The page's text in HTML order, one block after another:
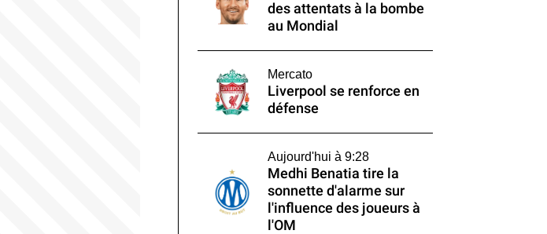
des attentats à la bombe
au Mondial
Mercato
Liverpool se renforce en
défense
Aujourd'hui à 9:28
Medhi Benatia tire la
sonnette d'alarme sur
l'influence des joueurs à
l'OM